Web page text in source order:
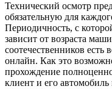
Технический осмотр
обязательную для
Периодичность, с
зависит от возраста
соотечественников есть
онлайн. Как это
прохождение
клиент и его